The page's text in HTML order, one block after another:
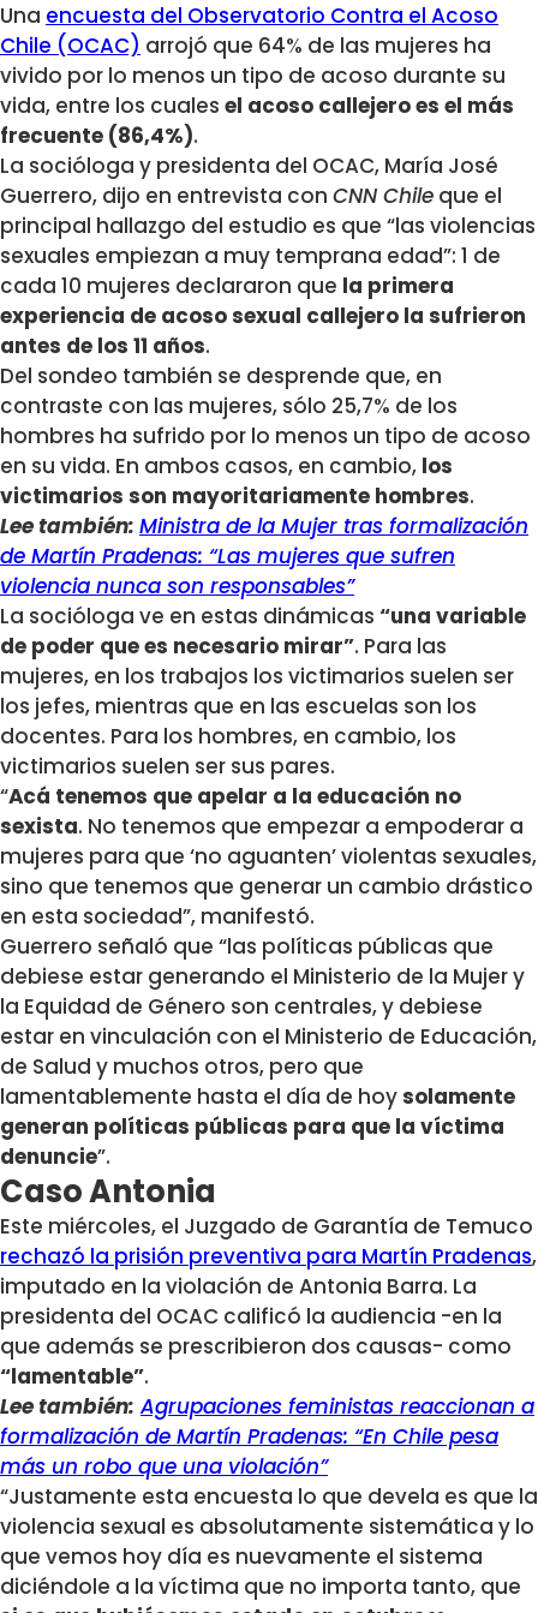
Una encuesta del Observatorio Contra el Acoso
Chile (OCAC) arrojó que 64% de las mujeres ha
vivido por lo menos un tipo de acoso durante su
vida, entre los cuales el acoso callejero es el más
frecuente (86,4%).
La socióloga y presidenta del OCAC, María José
Guerrero, dijo en entrevista con CNN Chile que el
principal hallazgo del estudio es que “las violencias
sexuales empiezan a muy temprana edad”: 1 de
cada 10 mujeres declararon que la primera
experiencia de acoso sexual callejero la sufrieron
antes de los 11 años.
Del sondeo también se desprende que, en
contraste con las mujeres, sólo 25,7% de los
hombres ha sufrido por lo menos un tipo de acoso
en su vida. En ambos casos, en cambio, los
victimarios son mayoritariamente hombres.
Lee también: Ministra de la Mujer tras formalización
de Martín Pradenas: “Las mujeres que sufren
violencia nunca son responsables”
La socióloga ve en estas dinámicas “una variable
de poder que es necesario mirar”. Para las
mujeres, en los trabajos los victimarios suelen ser
los jefes, mientras que en las escuelas son los
docentes. Para los hombres, en cambio, los
victimarios suelen ser sus pares.
“Acá tenemos que apelar a la educación no
sexista. No tenemos que empezar a empoderar a
mujeres para que ‘no aguanten’ violentas sexuales,
sino que tenemos que generar un cambio drástico
en esta sociedad”, manifestó.
Guerrero señaló que “las políticas públicas que
debiese estar generando el Ministerio de la Mujer y
la Equidad de Género son centrales, y debiese
estar en vinculación con el Ministerio de Educación,
de Salud y muchos otros, pero que
lamentablemente hasta el día de hoysolamente
generan políticas públicas para que la víctima
denuncie”.
Caso Antonia
Este miércoles, el Juzgado de Garantía de Temuco
rechazó la prisión preventiva para Martín Pradenas,
imputado en la violación de Antonia Barra. La
presidenta del OCAC calificó la audiencia -en la
que además se prescribieron dos causas- como
“lamentable”.
Lee también: Agrupaciones feministas reaccionan a
formalización de Martín Pradenas: “En Chile pesa
más un robo que una violación”
“Justamente esta encuesta lo que devela es que la
violencia sexual es absolutamente sistemática y lo
que vemos hoy día es nuevamente el sistema
diciéndole a la víctima que no importa tanto, que